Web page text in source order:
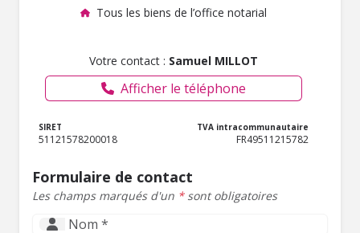
Tous les biens de l’office notarial
Votre contact : Samuel MILLOT
Afficher le téléphone
SIRET
51121578200018
TVA intracommunautaire
FR49511215782
Formulaire de contact
Les champs marqués d'un *sont obligatoires